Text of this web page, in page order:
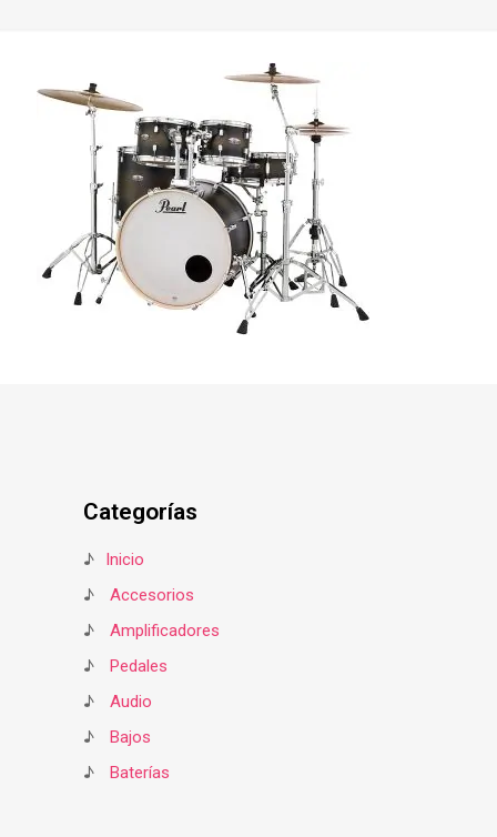
Categorías
♪
Inicio
♪
Accesorios
♪
Amplificadores
♪
Pedales
♪
Audio
♪
Bajos
♪
Baterías